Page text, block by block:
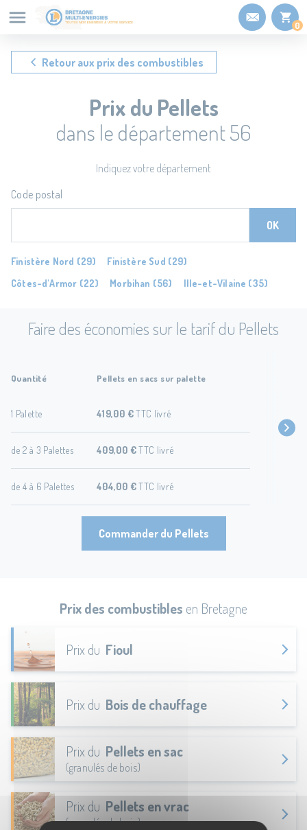
0
Retour aux prix des combustibles
Prix du Pellets
dans le département 56
Indiquez votre département
Code postal
OK
Finistère Nord (29)
Finistère Sud (29)
Côtes-d'Armor (22)
Morbihan (56) Ille-et-Vilaine (35)
Faire des économies sur le tarif du Pellets
Quantité Pellets en sacs sur palette
1 Palette 419,00 €TTC livré
de 2 à 3 Palettes 409,00 €TTC livré
de 4 à 6 Palettes 404,00 €TTC livré
Commander du Pellets
Prix des combustibles en Bretagne
Prix du Fioul
Prix du Bois de chauffage
Prix du Pellets en sac
(granulés de bois)
Prix du Pellets en vrac
(granulés de bois)